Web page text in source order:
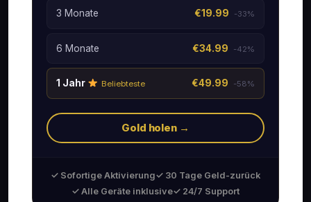
3 Monate €19.99 -33%
6 Monate €34.99 -42%
1 Jahr Beliebteste €49.99 -58%
Gold holen →
✓ Sofortige Aktivierung✓ 30 Tage Geld-zurück
✓ Alle Geräte inklusive✓ 24/7 Support